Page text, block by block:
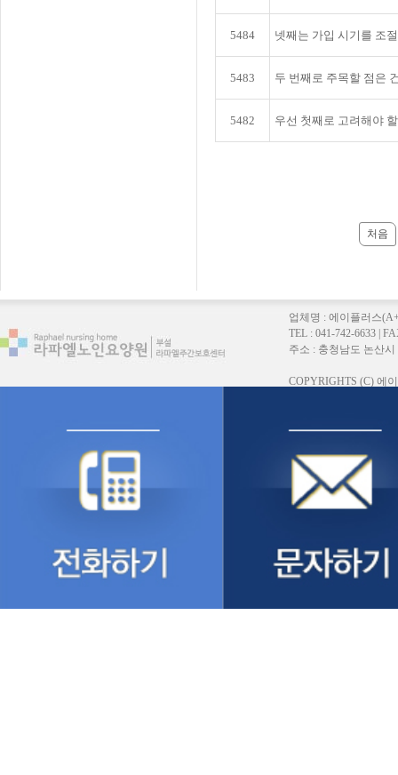
5484 넷째는 가입 시기를 조
5483 두 번째로 주목할 점은
5482 우선 첫째로 고려해야
처음
업체명 : 에이플러스
TEL : 041-742-6633 |
주소 : 충청남도 논산시
COPYRIGHTS (C) 에